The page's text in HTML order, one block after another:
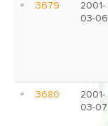
3679
2001-
03-06
3680
2001-
03-07